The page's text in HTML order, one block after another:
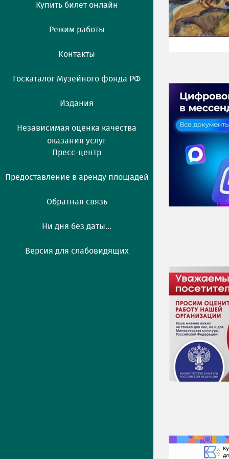
Купить билет онлайн
Режим работы
Контакты
Госкаталог Музейного фонда РФ
Издания
Независимая оценка качества
оказания услуг
Пресс-центр
Предоставление в аренду площадей
Обратная связь
Ни дня без даты...
Версия для слабовидящих